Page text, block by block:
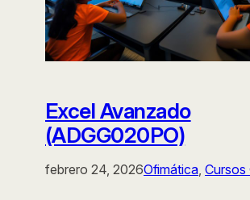
Excel Avanzado
(ADGG020PO)
febrero 24, 2026Ofimática Cursos